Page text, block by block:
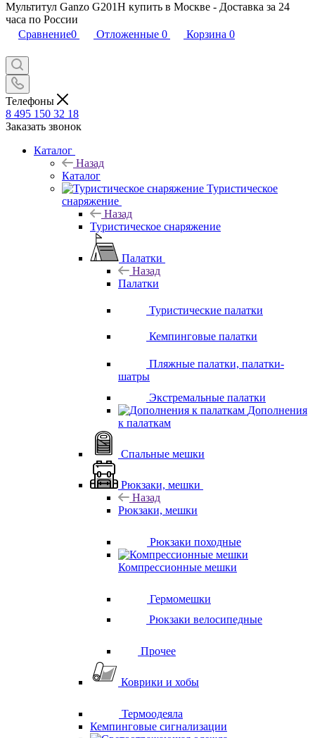
Мультитул Ganzo G201H купить в Москве - Доставка за 24
часа по России
Сравнение0 Отложенные 0 Корзина 0
Телефоны
8 495 150 32 18
Заказать звонок
Каталог
Назад
Каталог
Туристическое
снаряжение
Назад
Туристическое снаряжение
Палатки
Назад
Палатки
Туристические палатки
Кемпинговые палатки
Пляжные палатки, палатки-
шатры
Экстремальные палатки
Дополнения
к палаткам
Спальные мешки
Рюкзаки, мешки
Назад
Рюкзаки, мешки
Рюкзаки походные
Компрессионные мешки
Гермомешки
Рюкзаки велосипедные
Прочее
Коврики и хобы
Термоодеяла
Кемпинговые сигнализации